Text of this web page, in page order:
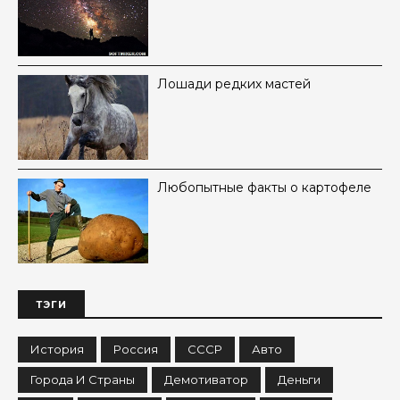
Лошади редких мастей
Любопытные факты о картофеле
ТЭГИ
История Россия СССР Авто
Города И Страны Демотиватор Деньги